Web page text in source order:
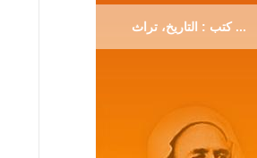
كتب : التاريخ، تراث ...